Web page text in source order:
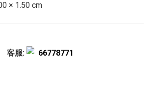
× 1.50 cm
客服: 66778771